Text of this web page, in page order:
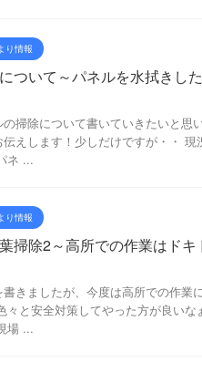
り情報
ついて～パネルを水拭きし
掃除について書いていきたいと思
えします！少しだけですが・・
ネ ...
り情報
掃除2～高所での作業はドキ
きましたが、今度は高所での作業
々と安全対策してやった方が良い
場 ...